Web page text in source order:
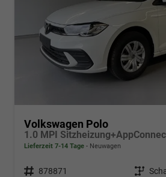
Volkswagen Polo
Lieferzeit 7-14 Tage Neuwagen
Fahrzeugnr. 878871 Getriebe